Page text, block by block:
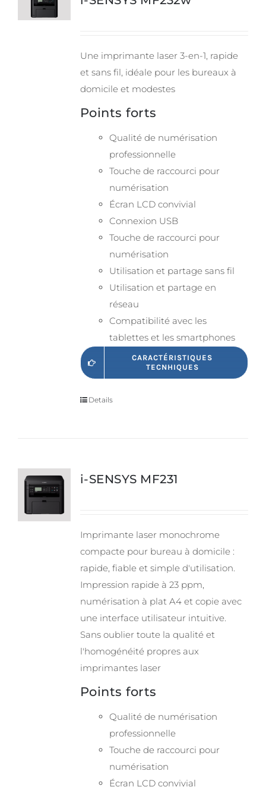
Une imprimante laser 3-en-1, rapide
et sans fil, idéale pour les bureaux à
domicile et modestes
Points forts
Qualité de numérisation
professionnelle
Touche de raccourci pour
numérisation
Écran LCD convivial
Connexion USB
Touche de raccourci pour
numérisation
Utilisation et partage sans fil
Utilisation et partage en
réseau
Compatibilité avec les
tablettes et les smartphones
CARACTÉRISTIQUES
TECNHIQUES
Details
i-SENSYS MF231
Imprimante laser monochrome
compacte pour bureau à domicile :
rapide, fiable et simple d'utilisation.
Impression rapide à 23 ppm,
numérisation à plat A4 et copie avec
une interface utilisateur intuitive.
Sans oublier toute la qualité et
l'homogénéité propres aux
imprimantes laser
Points forts
Qualité de numérisation
professionnelle
Touche de raccourci pour
numérisation
Écran LCD convivial